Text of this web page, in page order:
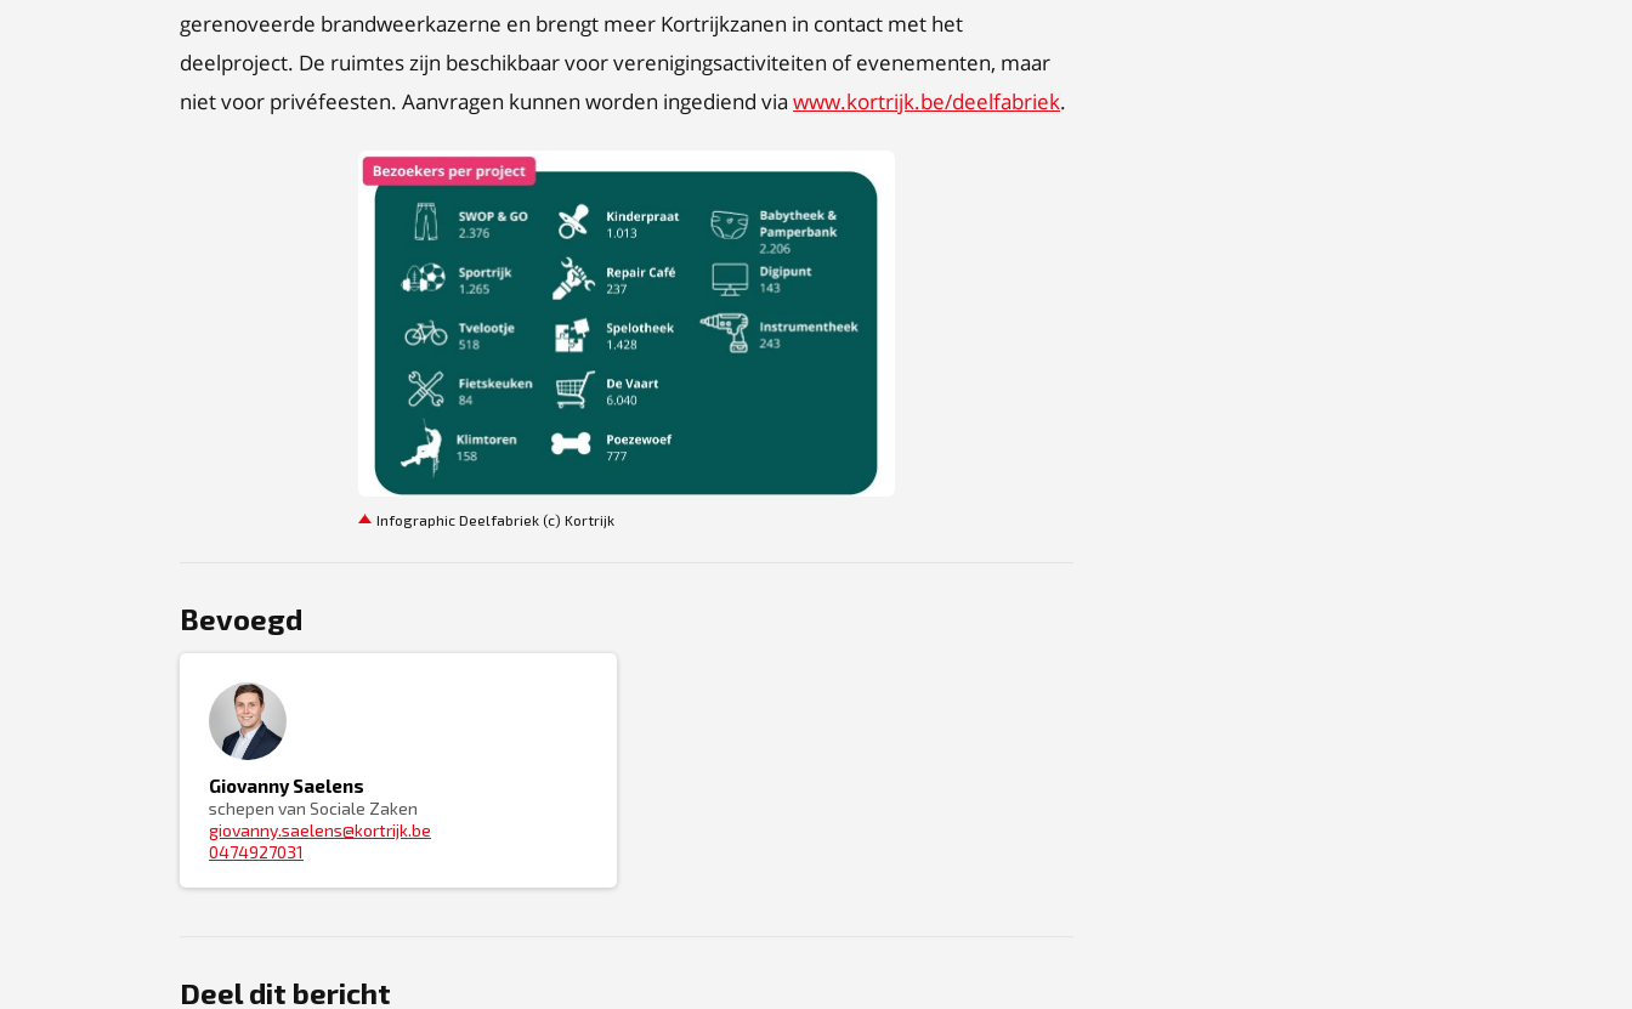
gerenoveerde brandweerkazerne en brengt meer Kortrijkzanen in contact met het
deelproject. De ruimtes zijn beschikbaar voor verenigingsactiviteiten of evenementen, maar
niet voor privéfeesten. Aanvragen kunnen worden ingediend via www.kortrijk.be/deelfabriek.
JPG
Infographic Deelfabriek (c) Kortrijk
Bevoegd
Giovanny Saelens
schepen van Sociale Zaken
giovanny.saelens@kortrijk.be
0474927031
Deel dit bericht